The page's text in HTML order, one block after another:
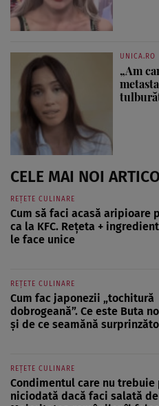
UNICA.RO
„Am
CELE MAI NOI
REȚETE CULINARE
Cum să faci acasă aripioare
ca la KFC. Rețeta +
le face unice
REȚETE CULINARE
Cum fac japonezii „tochitură
dobrogeană”. Ce este Buta
și de ce seamănă
REȚETE CULINARE
Condimentul care nu trebuie
niciodată dacă faci salată